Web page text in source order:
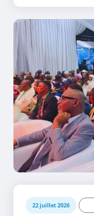
22 juillet 2026